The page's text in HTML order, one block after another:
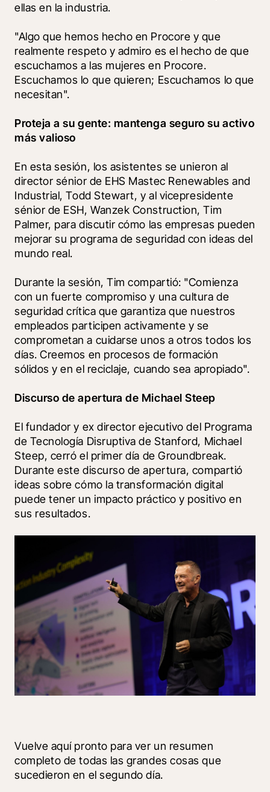
ellas en la industria.
"Algo que hemos hecho en Procore y que
realmente respeto y admiro es el hecho de que
escuchamos a las mujeres en Procore.
Escuchamos lo que quieren; Escuchamos lo que
necesitan".
Proteja a su gente: mantenga seguro su activo
más valioso
En esta sesión, los asistentes se unieron al
director sénior de EHS Mastec Renewables and
Industrial, Todd Stewart, y al vicepresidente
sénior de ESH, Wanzek Construction, Tim
Palmer, para discutir cómo las empresas pueden
mejorar su programa de seguridad con ideas del
mundo real.
Durante la sesión, Tim compartió: "Comienza
con un fuerte compromiso y una cultura de
seguridad crítica que garantiza que nuestros
empleados participen activamente y se
comprometan a cuidarse unos a otros todos los
días. Creemos en procesos de formación
sólidos y en el reciclaje, cuando sea apropiado".
Discurso de apertura de Michael Steep
El fundador y ex director ejecutivo del Programa
de Tecnología Disruptiva de Stanford, Michael
Steep, cerró el primer día de Groundbreak.
Durante este discurso de apertura, compartió
ideas sobre cómo la transformación digital
puede tener un impacto práctico y positivo en
sus resultados.
Vuelve aquí pronto para ver un resumen
completo de todas las grandes cosas que
sucedieron en el segundo día.